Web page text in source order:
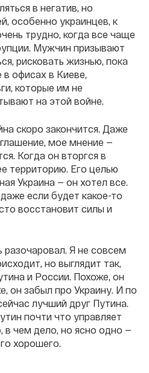
в негатив, но
особенно украинцев, к
трудно, когда все чаще
Мужчин призывают
рисковать жизнью, пока
офисах в Киеве,
которые им не
на этой войне.
скоро закончится. Даже
мое мнение —
Когда он вторгся в
территорию. Его целью
Украина — он хотел все.
если будет какое-то
восстановит силы и
разочаровал. Я не совсем
но выглядит так,
и России. Похоже, он
он забыл про Украину. И по
лучший друг Путина.
почти что управляет
чем дело, но ясно одно —
хорошего.